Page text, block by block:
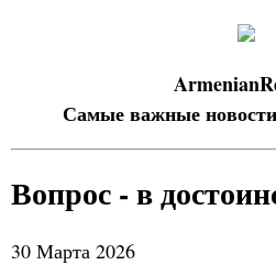
Самые важные
Вопрос - в
30 Марта 2026